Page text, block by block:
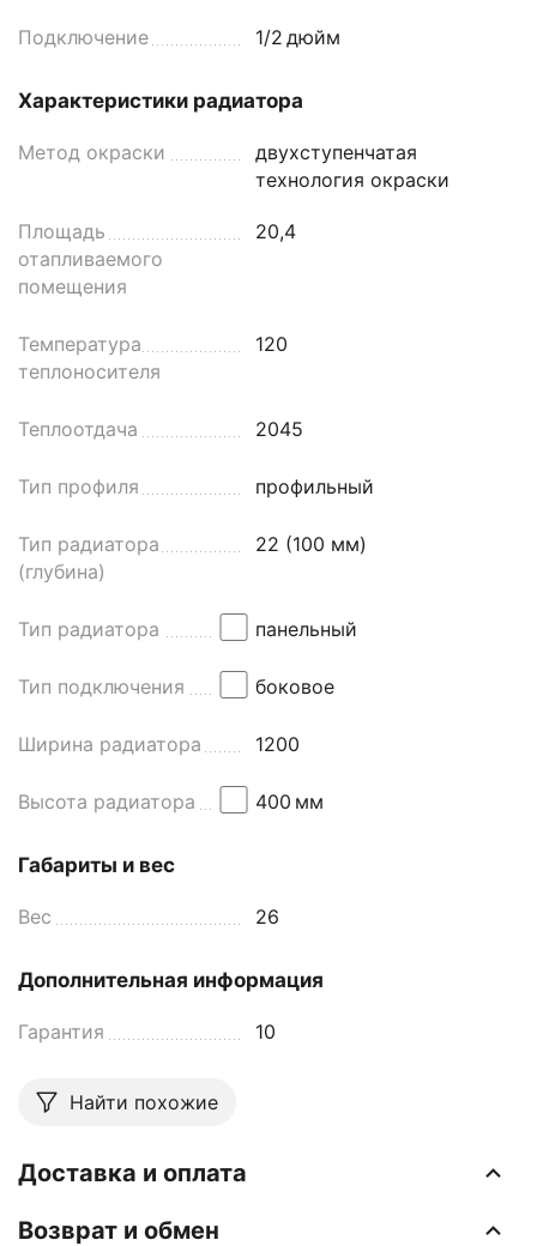
Подключение 1/2 дюйм
Характеристики радиатора
Метод окраски
двухступенчатая
технология окраски
Площадь
отапливаемого
помещения
20,4
Температура
теплоносителя
120
Теплоотдача 2045
Тип профиля профильный
Тип радиатора
(глубина)
22 (100 мм)
Тип радиатора панельный
Тип подключения боковое
Ширина радиатора 1200
Высота радиатора 400 мм
Габариты и вес
Вес 26
Дополнительная информация
Гарантия 10
Найти похожие
Доставка и оплата
Возврат и обмен